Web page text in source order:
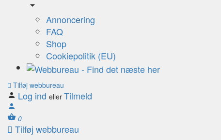
Annoncering
FAQ
Shop
Cookiepolitik (EU)
Tilføj webbureau
Log ind eller Tilmeld
0
Tilføj webbureau